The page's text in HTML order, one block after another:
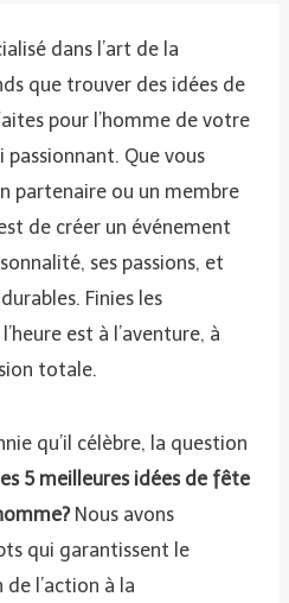
dans l’art de la
que trouver des idées de
pour l’homme de votre
passionnant. Que vous
partenaire ou un membre
de créer un événement
ses passions, et
Finies les
est à l’aventure, à
totale.
qu’il célèbre, la question
5 meilleures idées de fête
Nous avons
qui garantissent le
l’action à la